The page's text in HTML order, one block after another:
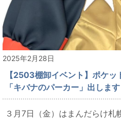
2025年2月28日
【2503棚卸イベント】ポケ
「キバナのパーカー」出します
３月7日（金）はまんだらけ